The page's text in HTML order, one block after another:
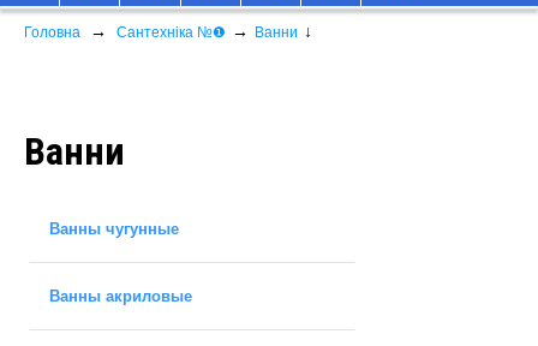
Головна → Сантехніка №❶ → Ванни ↓
Ванни
Ванны чугунные
Ванны акриловые